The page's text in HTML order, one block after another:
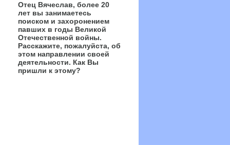
Отец Вячеслав, более 20
лет вы занимаетесь
поиском и захоронением
павших в годы Великой
Отечественной войны.
Расскажите, пожалуйста, об
этом направлении своей
деятельности. Как Вы
пришли к этому?